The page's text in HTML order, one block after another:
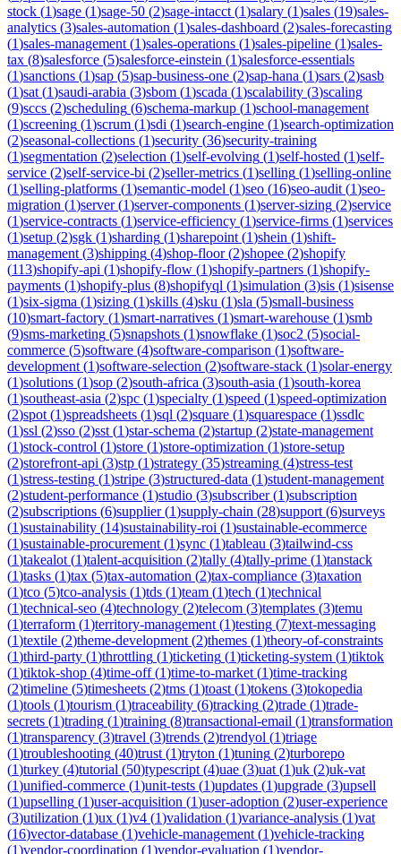
stock (1)sage (1)sage-50 (2)sage-intacct (1)salary (1)sales (19)sales-
analytics (3)sales-automation (1)sales-dashboard (2)sales-forecasting
(1)sales-management (1)sales-operations (1)sales-pipeline (1)sales-
tax (8)salesforce (5)salesforce-einstein (1)salesforce-essentials
(1)sanctions (1)sap (5)sap-business-one (2)sap-hana (1)sars (2)sasb
(1)sat (1)saudi-arabia (3)sbom (1)scada (1)scalability (3)scaling
(9)sccs (2)scheduling (6)schema-markup (1)school-management
(1)screening (1)scrum (1)sdi (1)search-engine (1)search-optimization
(2)seasonal-collections (1)security (36)security-training
(1)segmentation (2)selection (1)self-evolving (1)self-hosted (1)self-
service (2)self-service-bi (2)seller-metrics (1)selling (1)selling-online
(1)selling-platforms (1)semantic-model (1)seo (16)seo-audit (1)seo-
migration (1)server(1)server-components (1)server-sizing (2)service
(1)service-contracts (1)service-efficiency (1)service-firms (1)services
(1)setup (2)sgk (1)sharding (1)sharepoint (1)shein (1)shift-
management (3)shipping (4)shop-floor(2)shopee (2)shopify
(113)shopify-api (1)shopify-flow (1)shopify-partners (1)shopify-
payments (1)shopify-plus (8)shopifyql (1)simulation (3)sis (1)sisense
(1)six-sigma (1)sizing (1)skills (4)sku (1)sla (5)small-business
(10)smart-factory (1)smart-narratives (1)smart-warehouse (1)smb
(9)sms-marketing (5)snapshots (1)snowflake (1)soc2 (5)social-
commerce (5)software (4)software-comparison (1)software-
development (1)software-selection (2)software-stack (1)solar-energy
(1)solutions (1)sop (2)south-africa (3)south-asia (1)south-korea
(1)southeast-asia (2)spc (1)specialty (1)speed (1)speed-optimization
(2)spot (1)spreadsheets (1)sql (2)square (1)squarespace (1)ssdlc
(1)ssl (2)sso (2)sst (1)star-schema (2)startup (2)state-management
(1)stock-control (1)store (1)store-optimization (1)store-setup
(2)storefront-api (3)stp (1)strategy (35)streaming (4)stress-test
(1)stress-testing (1)stripe (3)structured-data (1)student-management
(2)student-performance (1)studio (3)subscriber(1)subscription
(2)subscriptions (6)supplier(1)supply-chain (28)support (6)surveys
(1)sustainability (14)sustainability-roi (1)sustainable-ecommerce
(1)sustainable-procurement (1)sync (1)tableau (3)tailwind-css
(1)takealot (1)talent-acquisition (2)tally (4)tally-prime (1)tanstack
(1)tasks (1)tax (5)tax-automation (2)tax-compliance (3)taxation
(1)tco (5)tco-analysis (1)tds (1)team (1)tech (1)technical
(1)technical-seo (4)technology (2)telecom (3)templates (3)temu
(1)terraform (1)territory-management (1)testing (7)text-messaging
(1)textile (2)theme-development (2)themes (1)theory-of-constraints
(1)third-party (1)throttling (1)ticketing (1)ticketing-system (1)tiktok
(1)tiktok-shop (4)time-off(1)time-to-market (1)time-tracking
(2)timeline (5)timesheets (2)tms (1)toast (1)tokens (3)tokopedia
(1)tools (1)tourism (1)traceability (6)tracking (2)trade (1)trade-
secrets (1)trading (1)training (8)transactional-email (1)transformation
(1)transparency (3)travel (3)trends (2)trendyol (1)triage
(1)troubleshooting (40)trust (1)tryton (1)tuning (2)turborepo
(1)turkey (4)tutorial (50)typescript (4)uae (3)uat (1)uk (2)uk-vat
(1)unified-commerce (1)unit-tests (1)updates (1)upgrade (3)upsell
(1)upselling (1)user-acquisition (1)user-adoption (2)user-experience
(3)utilization (1)ux (1)v4 (1)validation (1)variance-analysis (1)vat
(16)vector-database (1)vehicle-management (1)vehicle-tracking
(1)vendor-coordination (1)vendor-evaluation (1)vendor-